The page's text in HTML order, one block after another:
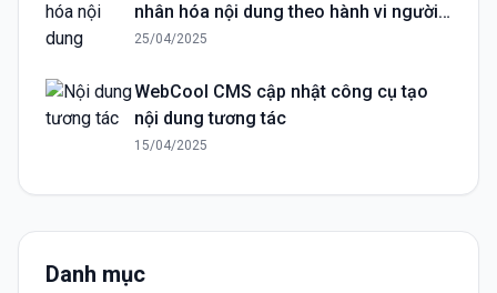
nhân hóa nội dung theo hành vi người
đọc
25/04/2025
WebCool CMS cập nhật công cụ tạo
nội dung tương tác
15/04/2025
Danh mục